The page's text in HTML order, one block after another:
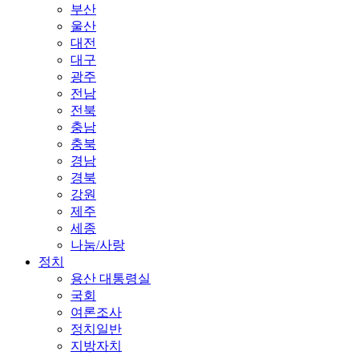
부산
울산
대전
대구
광주
전남
전북
충남
충북
경남
경북
강원
제주
세종
나눔/사랑
정치
용산 대통령실
국회
여론조사
정치일반
지방자치